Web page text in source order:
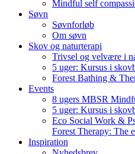
Mindful self
Søvn
Søvnforløb
Om søvn
Skov og naturterapi
Trivsel og velvære i
5 uger: Kursus i
Forest Bathing &
Events
8 ugers MBSR
5 uger: Kursus i
Eco Social Work &
Forest Therapy: The
Inspiration